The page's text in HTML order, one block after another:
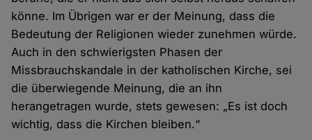
könne. Im Übrigen war er der Meinung, dass die
Bedeutung der Religionen wieder zunehmen würde.
Auch in den schwierigsten Phasen der
Missbrauchskandale in der katholischen Kirche, sei
die überwiegende Meinung, die an ihn
herangetragen wurde, stets gewesen: „Es ist doch
wichtig, dass die Kirchen bleiben.“